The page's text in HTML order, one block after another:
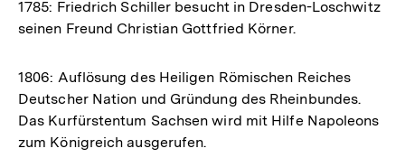
1785: Friedrich Schiller besucht in Dresden-Loschwitz
seinen Freund Christian Gottfried Körner.
1806: Auflösung des Heiligen Römischen Reiches
Deutscher Nation und Gründung des Rheinbundes.
Das Kurfürstentum Sachsen wird mit Hilfe Napoleons
zum Königreich ausgerufen.